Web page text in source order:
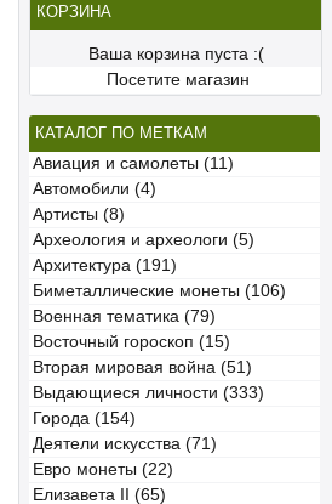
КОРЗИНА
Ваша корзина пуста :(
Посетите магазин
КАТАЛОГ ПО МЕТКАМ
Авиация и самолеты (11)
Автомобили (4)
Артисты (8)
Археология и археологи (5)
Архитектура (191)
Биметаллические монеты (106)
Военная тематика (79)
Восточный гороскоп (15)
Вторая мировая война (51)
Выдающиеся личности (333)
Города (154)
Деятели искусства (71)
Евро монеты (22)
Елизавета II (65)